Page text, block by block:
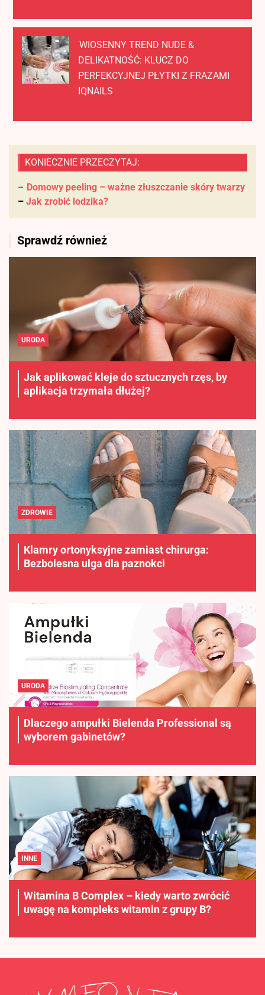
WIOSENNY TREND NUDE &
DELIKATNOŚĆ: KLUCZ DO
PERFEKCYJNEJ PŁYTKI Z FRAZAMI
IQNAILS
KONIECZNIE PRZECZYTAJ:
– Domowy peeling – ważne złuszczanie skóry twarzy
– Jak zrobić lodzika?
Sprawdź również
URODA
Jak aplikować kleje do sztucznych rzęs, by
aplikacja trzymała dłużej?
ZDROWIE
Klamry ortonyksyjne zamiast chirurga:
Bezbolesna ulga dla paznokci
URODA
Dlaczego ampułki Bielenda Professional są
wyborem gabinetów?
INNE
Witamina B Complex – kiedy warto zwrócić
uwagę na kompleks witamin z grupy B?